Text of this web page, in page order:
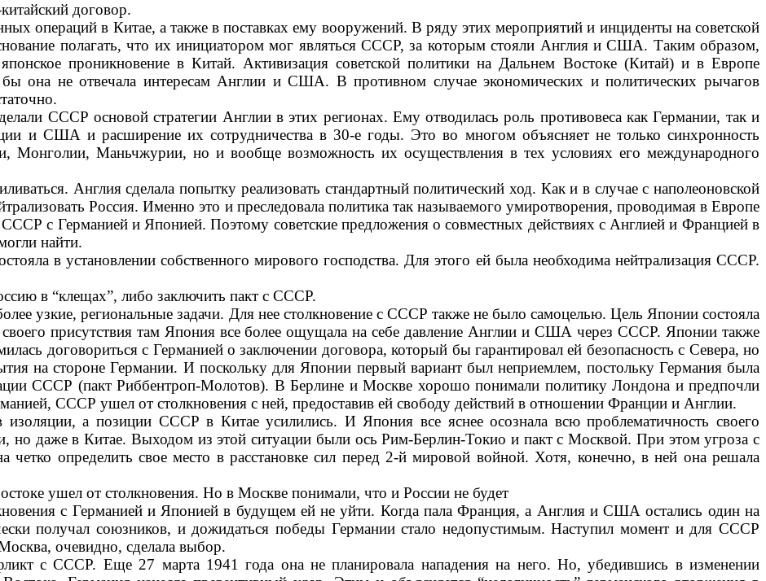
договор.
операций в Китае, а также в поставках ему вооружений. В ряду этих ме­роприятий и инциденты на советской
полагать, что их инициатором мог являться СССР, за которым стояли Англия и США. Таким образом,
проник­новение в Китай. Активизация советской по­литики на Дальнем Востоке (Китай) и в Ев­ропе
она не отвечала интересам Англии и США. В противном случае эконо­мических и политических рычагов
СССР основой стратегии Анг­лии в этих регионах. Ему отводилась роль противовеса как Германии, так и
и США и расширение их сотрудничества в 30-е годы. Это во многом объясняет не только синхронность
Монголии, Мань­чжурии, но и вообще возможность их осу­ществления в тех условиях его междуна­родного
Англия сделала попытку реализовать стандартный политический ход. Как и в случае с наполеоновской
Россия. Именно это и пресле­довала политика так называемого умиро­творения, проводимая в Европе
с Германией и Японией. Поэтому советские предложения о совместных действиях с Ан­глией и Францией в
найти.
в установлении собствен­ного мирового господства. Для этого ей была необходима нейтрализация СССР.
в “клещах”, либо заключить пакт с СССР.
узкие, региональные задачи. Для нее столкновение с СССР также не было самоцелью. Цель Японии состояла
присутствия там Япония все бо­лее ощущала на себе давление Англии и США через СССР. Японии также
договориться с Германией о заключе­нии договора, который бы гарантировал ей безопасность с Севера, но
на сто­роне Германии. И поскольку для Японии первый вариант был неприемлем, постоль­ку Германия была
СССР (пакт Риб­бентроп-Молотов). В Берлине и Москве хо­рошо понимали политику Лондона и пред­почли
СССР ушел от столкно­вения с ней, предоставив ей свободу дейст­вий в отношении Франции и Англии.
изоляции, а позиции СССР в Китае усилились. И Япония все яснее осознала всю проблематичность своего
но даже в Китае. Выходом из этой ситуации были ось Рим-Берлин-Токио и пакт с Моск­вой. При этом угроза с
четко опреде­лить свое место в расстановке сил перед 2-й мировой войной. Хотя, конечно, в ней она решала
ушел от столкновения. Но в Москве понимали, что и России не будет
с Германией и Японией в бу­дущем ей не уйти. Когда пала Франция, а Англия и США остались один на
получал союзников, и дожидаться победы Германии стало недопустимым. Наступил момент и для СССР
очевидно, сделала выбор.
с СССР. Еще 27 марта 1941 года она не планировала нападения на него. Но, убедившись в изменении